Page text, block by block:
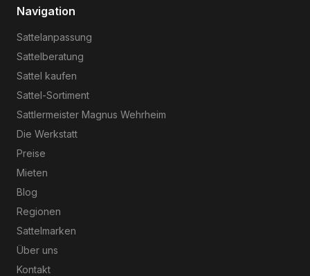
Navigation
Sattelanpassung
Sattelberatung
Sattel kaufen
Sattel-Sortiment
Sattlermeister Magnus Wehrheim
Die Werkstatt
Preise
Mieten
Blog
Regionen
Sattelmarken
Über uns
Kontakt